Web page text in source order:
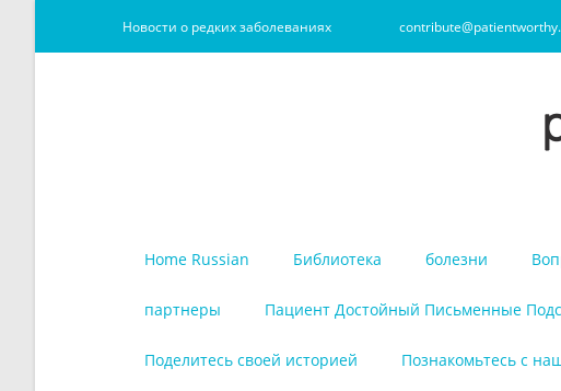
Новости о редких заболеваниях
Home Russian Библиотека болезни
партнеры Пациент Достойный Письменные
Поделитесь своей историей Познакомьтесь с